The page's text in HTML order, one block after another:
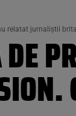
relatat jurnaliștii